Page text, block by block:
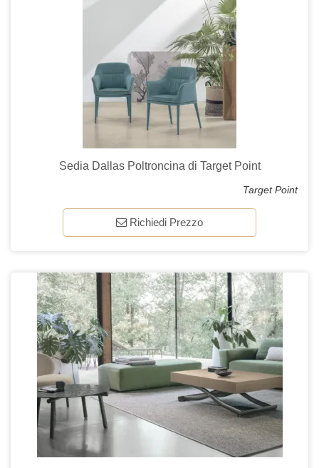
Sedia Dallas Poltroncina di Target Point
Target Point
Richiedi Prezzo